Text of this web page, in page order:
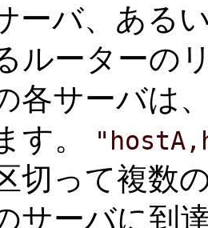
ーバ、ある
ルーターの
各サーバは
す。
切って複数
サーバに到